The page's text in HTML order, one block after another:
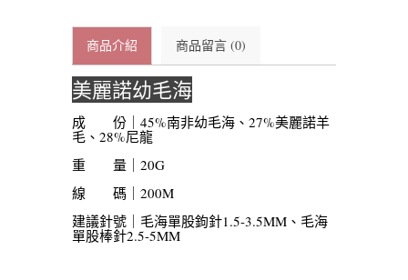
商品介紹 商品留言 (0)
美麗諾幼毛海
成 份｜45%南非幼毛海、27%美麗諾羊
毛、28%尼龍
重 量｜20G
線 碼｜200M
建議針號｜毛海單股鉤針1.5-3.5MM、毛海
單股棒針2.5-5MM